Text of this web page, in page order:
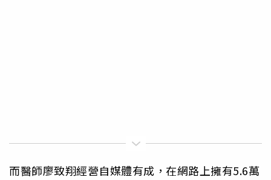
而醫師廖致翔經營自媒體有成，在網路上擁有5.6萬